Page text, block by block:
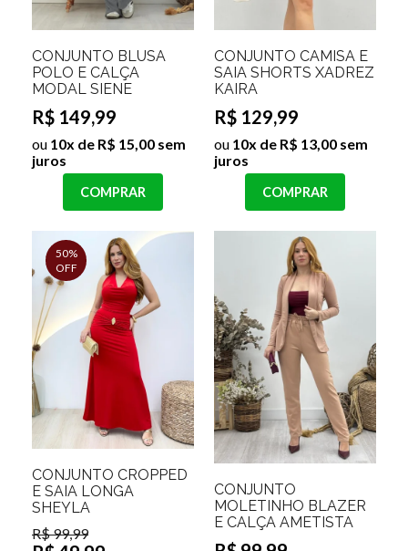
CONJUNTO BLUSA
POLO E CALÇA
MODAL SIENE
R$ 149,99
ou 10x de R$ 15,00 sem
juros
COMPRAR
CONJUNTO CAMISA E
SAIA SHORTS XADREZ
KAIRA
R$ 129,99
ou 10x de R$ 13,00 sem
juros
COMPRAR
50%
OFF
CONJUNTO CROPPED
E SAIA LONGA
SHEYLA
R$ 99,99
CONJUNTO
MOLETINHO BLAZER
E CALÇA AMETISTA